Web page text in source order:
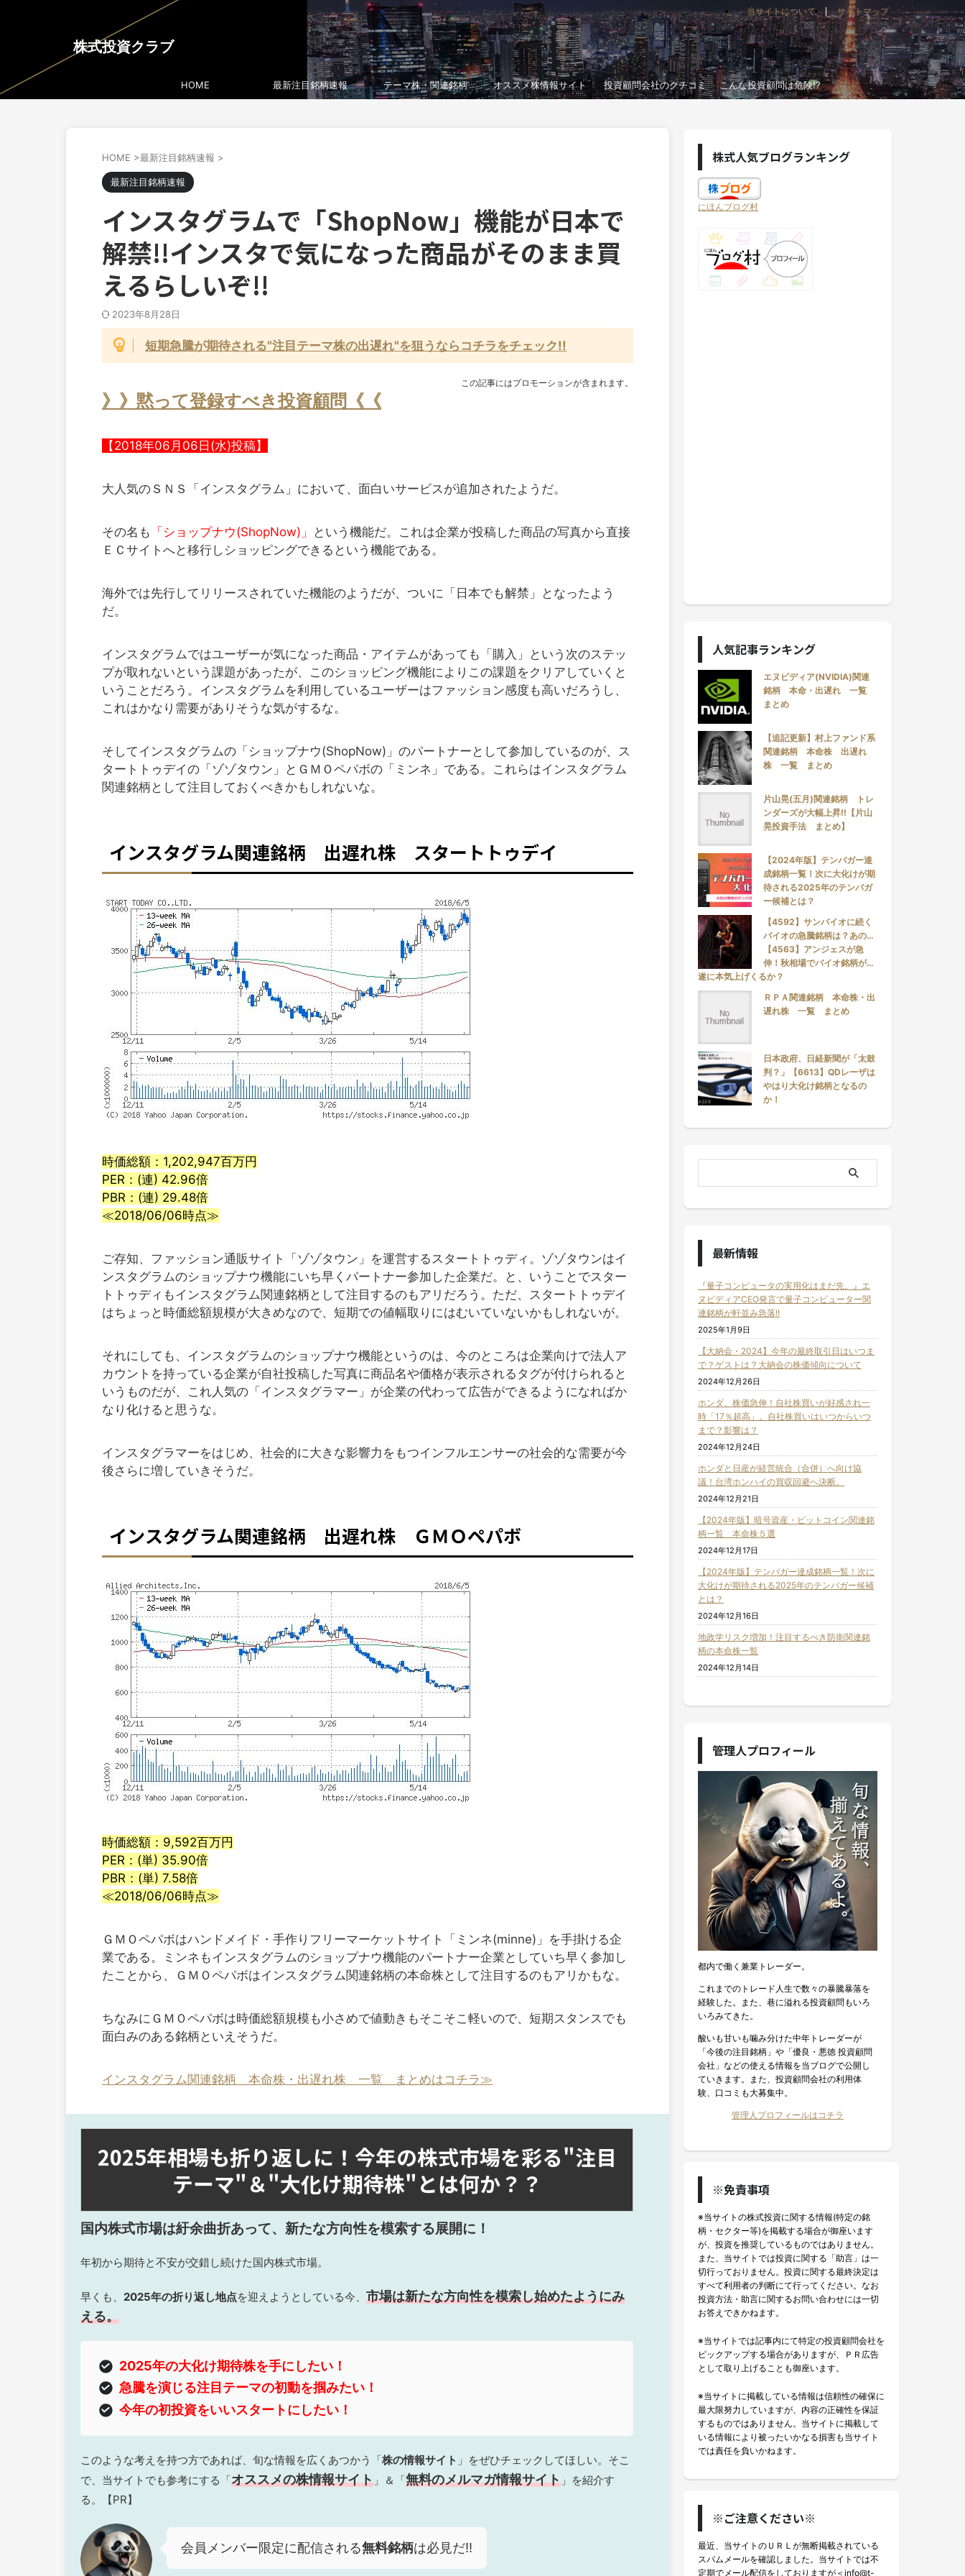
株式投資クラブ
当サイトについて サイトマップ
HOME 最新注目銘柄速報 テーマ株・関連銘柄 オススメ株情報サイト 投資顧問会社のクチコミ こんな投資顧問は危険!?
HOME >最新注目銘柄速報 >
最新注目銘柄速報
インスタグラムで「ShopNow」機能が日本で
解禁!!インスタで気になった商品がそのまま買
えるらしいぞ!!
2023年8月28日
短期急騰が期待される"注目テーマ株の出遅れ"を狙うならコチラをチェック!!
この記事にはプロモーションが含まれます。
》》黙って登録すべき投資顧問《《
【2018年06月06日(水)投稿】
大人気のＳＮＳ「インスタグラム」において、面白いサービスが追加されたようだ。
その名も 「ショップナウ(ShopNow)」
という機能だ。これは企業が投稿した商品の写真から直接
ＥＣサイトへと移行しショッピングできるという機能である。
海外では先行してリリースされていた機能のようだが、ついに「日本でも解禁」となったよう
だ。
インスタグラムではユーザーが気になった商品・アイテムがあっても「購入」という次のステッ
プが取れないという課題があったが、このショッピング機能によりこの課題をクリアしていくと
いうことだろう。インスタグラムを利用しているユーザーはファッション感度も高いだろうし、
これはかなり需要がありそうな気がするな。
そしてインスタグラムの「ショップナウ(ShopNow)」のパートナーとして参加しているのが、ス
タートトゥデイの「ゾゾタウン」とＧＭＯペパボの「ミンネ」である。これらはインスタグラム
関連銘柄として注目しておくべきかもしれないな。
インスタグラム関連銘柄 出遅れ株 スタートトゥデイ
時価総額：1,202,947百万円
PER：(連) 42.96倍
PBR：(連) 29.48倍
≪2018/06/06時点≫
ご存知、ファッション通販サイト「ゾゾタウン」を運営するスタートトゥディ。ゾゾタウンはイ
ンスタグラムのショップナウ機能にいち早くパートナー参加した企業だ。と、いうことでスター
トトゥディもインスタグラム関連銘柄として注目するのもアリだろう。ただ、スタートトゥデイ
はちょっと時価総額規模が大きめなので、短期での値幅取りにはむいていないかもしれないが。
それにしても、インスタグラムのショップナウ機能というのは、今のところは企業向けで法人ア
カウントを持っている企業が自社投稿した写真に商品名や価格が表示されるタグが付けられると
いうものだが、これ人気の「インスタグラマー」が企業の代わって広告ができるようになればか
なり化けると思うな。
インスタグラマーをはじめ、社会的に大きな影響力をもつインフルエンサーの社会的な需要が今
後さらに増していきそうだ。
インスタグラム関連銘柄 出遅れ株 ＧＭＯペパボ
時価総額：9,592百万円
PER：(単) 35.90倍
PBR：(単) 7.58倍
≪2018/06/06時点≫
ＧＭＯペパボはハンドメイド・手作りフリーマーケットサイト「ミンネ(minne)」を手掛ける企
業である。ミンネもインスタグラムのショップナウ機能のパートナー企業としていち早く参加し
たことから、ＧＭＯペパボはインスタグラム関連銘柄の本命株として注目するのもアリかもな。
ちなみにＧＭＯペパボは時価総額規模も小さめで値動きもそこそこ軽いので、短期スタンスでも
面白みのある銘柄といえそうだ。
インスタグラム関連銘柄 本命株・出遅れ株 一覧 まとめはコチラ≫
2025年相場も折り返しに！今年の株式市場を彩る"注目
テーマ"＆"大化け期待株"とは何か？？
国内株式市場は紆余曲折あって、新たな方向性を模索する展開に！
年初から期待と不安が交錯し続けた国内株式市場。
早くも、 2025年の折り返し地点を迎えようとしている今、 市場は新たな方向性を模索し始めたようにみ
える。
2025年の大化け期待株を手にしたい！
急騰を演じる注目テーマの初動を掴みたい！
今年の初投資をいいスタートにしたい！
このような考えを持つ方であれば、旬な情報を広くあつかう「株の情報サイト 」をぜひチェックしてほしい。そこ
で、当サイトでも参考にする「オススメの株情報サイト 」＆「無料のメルマガ情報サイト 」を紹介す
る。【PR】
会員メンバー限定に配信される無料銘柄は必見だ!!
株式人気ブログランキング
にほんブログ村
人気記事ランキング
エヌビディア(NVIDIA)関連
銘柄 本命・出遅れ 一覧
まとめ
【追記更新】村上ファンド系
関連銘柄 本命株 出遅れ
株 一覧 まとめ
片山晃(五月)関連銘柄 トレ
ンダーズが大幅上昇!!【片山
晃投資手法 まとめ】
【2024年版】テンバガー達
成銘柄一覧！次に大化けが期
待される2025年のテンバガ
ー候補とは？
【4592】サンバイオに続く
バイオの急騰銘柄は？あの…
【4563】アンジェスが急
伸！秋相場でバイオ銘柄が…
遂に本気上げくるか？
ＲＰＡ関連銘柄 本命株・出
遅れ株 一覧 まとめ
日本政府、日経新聞が「太鼓
判？」【6613】QDレーザは
やはり大化け銘柄となるの
か！
最新情報
『量子コンピュータの実用化はまだ先。』エ
ヌビディアCEO発言で量子コンピューター関
連銘柄が軒並み急落!!
2025年1月9日
【大納会・2024】今年の最終取引日はいつま
で？ゲストは？大納会の株価傾向について
2024年12月26日
ホンダ、株価急伸！自社株買いが好感され一
時「17％超高」。自社株買いはいつからいつ
まで？影響は？
2024年12月24日
ホンダと日産が経営統合（合併）へ向け協
議！台湾ホンハイの買収回避へ決断。
2024年12月21日
【2024年版】暗号資産・ビットコイン関連銘
柄一覧 本命株５選
2024年12月17日
【2024年版】テンバガー達成銘柄一覧！次に
大化けが期待される2025年のテンバガー候補
とは？
2024年12月16日
地政学リスク増加！注目するべき防衛関連銘
柄の本命株一覧
2024年12月14日
管理人プロフィール
都内で働く兼業トレーダー。
これまでのトレード人生で数々の暴騰暴落を
経験した。また、巷に溢れる投資顧問もいろ
いろみてきた。
酸いも甘いも噛み分けた中年トレーダーが
「今後の注目銘柄」や「優良・悪徳 投資顧問
会社」などの使える情報を当ブログで公開し
ていきます。また、投資顧問会社の利用体
験、口コミも大募集中。
管理人プロフィールはコチラ
※免責事項
※当サイトの株式投資に関する情報(特定の銘
柄・セクター等)を掲載する場合が御座います
が、投資を推奨しているものではありません。
また、当サイトでは投資に関する「助言」は一
切行っておりません。投資に関する最終決定は
すべて利用者の判断にて行ってください。なお
投資方法・助言に関するお問い合わせには一切
お答えできかねます。
※当サイトでは記事内にて特定の投資顧問会社を
ピックアップする場合がありますが、ＰＲ広告
として取り上げることも御座います。
※当サイトに掲載している情報は信頼性の確保に
最大限努力していますが、内容の正確性を保証
するものではありません。当サイトに掲載して
いる情報により被ったいかなる損害も当サイト
では責任を負いかねます。
※ご注意ください※
最近、当サイトのＵＲＬが無断掲載されている
スパムメールを確認しました。当サイトでは不
定期でメール配信をしておりますが＜info@t-